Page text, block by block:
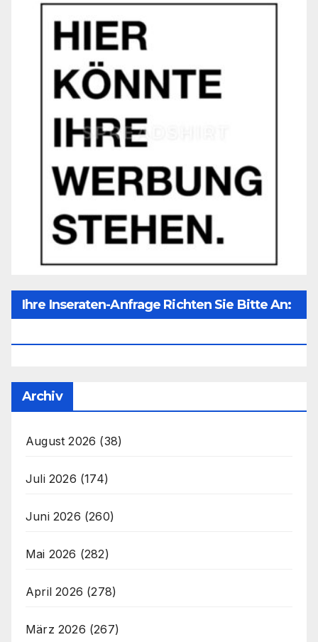
Ihre Inseraten-Anfrage Richten Sie Bitte An:
Archiv
August 2026 (38)
Juli 2026 (174)
Juni 2026 (260)
Mai 2026 (282)
April 2026 (278)
März 2026 (267)